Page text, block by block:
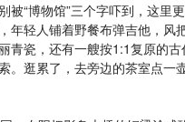
被“博物馆”三个字吓到，这里
年轻人铺着野餐布弹吉他，风
青瓷，还有一艘按1:1复原的古
。逛累了，去旁边的茶室点一